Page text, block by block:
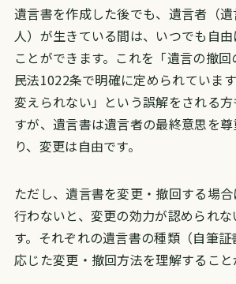
遺言書を作成した後でも、遺言者（
人）が生きている間は、いつでも自
ことができます。これを「遺言の撤回
民法1022条で明確に定められていま
変えられない」という誤解をされる
すが、遺言書は遺言者の最終意思を
り、変更は自由です。
ただし、遺言書を変更・撤回する場
行わないと、変更の効力が認められ
す。それぞれの遺言書の種類（自筆
応じた変更・撤回方法を理解すること